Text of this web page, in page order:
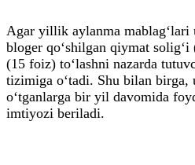
Agar yillik aylanma mablag‘lari
bloger qo‘shilgan qiymat
(15 foiz) to‘lashni nazarda
tizimiga o‘tadi. Shu bilan
o‘tganlarga bir yil davomida
imtiyozi beriladi.